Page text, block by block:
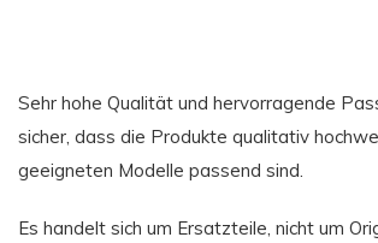
Sehr hohe Qualität und hervorragende
sicher, dass die Produkte qualitativ
geeigneten Modelle passend sind.
Es handelt sich um Ersatzteile, nicht um